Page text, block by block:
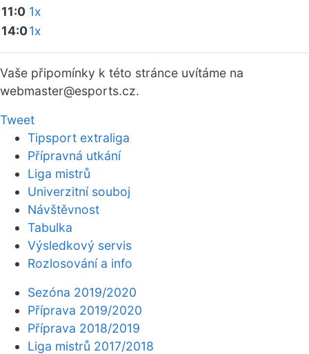
11:0 1x
14:01x
Vaše připomínky k této stránce uvítáme na
webmaster@esports.cz.
Tweet
Tipsport extraliga
Přípravná utkání
Liga mistrů
Univerzitní souboj
Návštěvnost
Tabulka
Výsledkový servis
Rozlosování a info
Sezóna 2019/2020
Příprava 2019/2020
Příprava 2018/2019
Liga mistrů 2017/2018